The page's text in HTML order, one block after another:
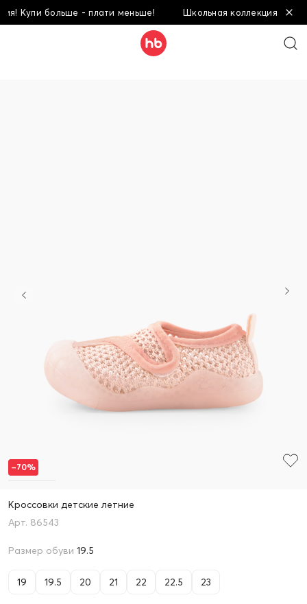
Купи больше - плати меньше! Школьная коллекция! Купи
Кроссовки детские летние
86543
Размер обуви 19.5
19 19.5 20 21 22 22.5 23
–70%